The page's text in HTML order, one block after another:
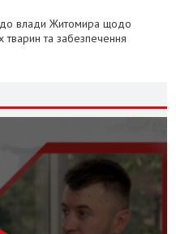
до влади Житомира щодо
та забезпечення